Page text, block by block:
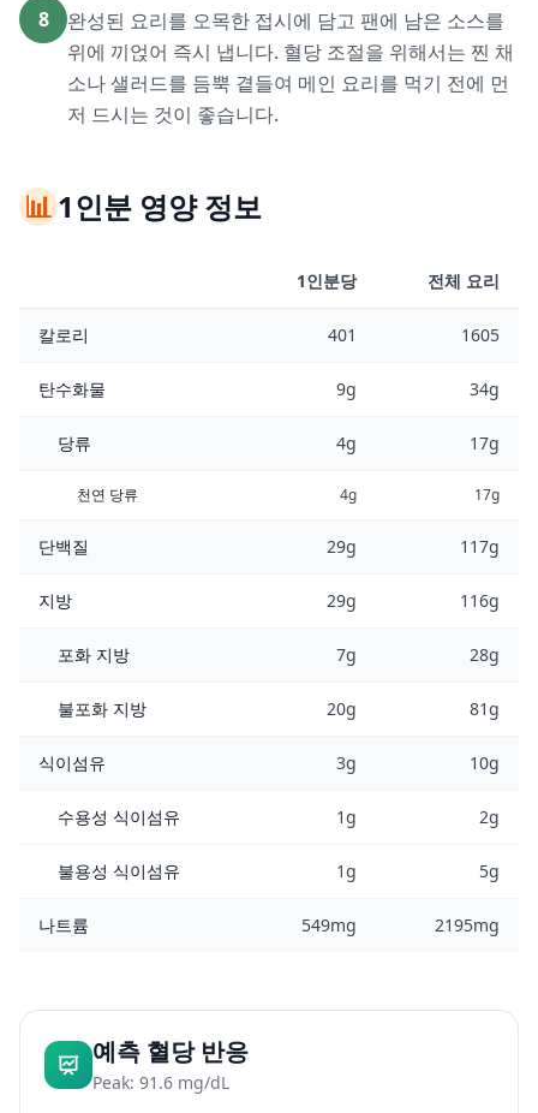
8
완성된 요리를 오목한 접시에 담고 팬에 남은 소스를
위에 끼얹어 즉시 냅니다. 혈당 조절을 위해서는 찐 채
소나 샐러드를 듬뿍 곁들여 메인 요리를 먹기 전에 먼
저 드시는 것이 좋습니다.
📊1인분 영양 정보
1인분당 전체 요리
칼로리 401 1605
탄수화물 9g 34g
당류 4g 17g
천연 당류 4g 17g
단백질 29g 117g
지방 29g 116g
포화 지방 7g 28g
불포화 지방 20g 81g
식이섬유 3g 10g
수용성 식이섬유 1g 2g
불용성 식이섬유 1g 5g
나트륨 549mg 2195mg
예측 혈당 반응
Peak: 91.6 mg/dL